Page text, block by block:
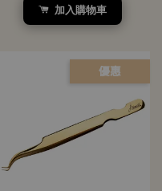
加入購物車
優惠